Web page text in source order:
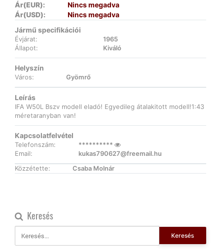
Ár(EUR):
Nincs megadva
Ár(USD):
Nincs megadva
Jármű specifikációi
Évjárat:
1965
Állapot:
Kiváló
Helyszín
Város: Gyömrő
Leírás
IFA W50L Bszv modell eladó! Egyedileg átalakitott modell!1:43
méretaranyban van!
Kapcsolatfelvétel
Telefonszám:
**********
Email:
kukas790627@freemail.hu
Közzétette:
Csaba Molnár
Keresés
Keresés